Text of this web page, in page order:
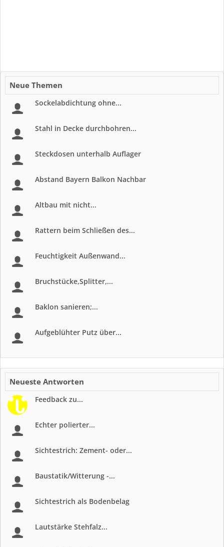
Neue Themen
Sockelabdichtung ohne...
Stahl in Decke durchbohren...
Steckdosen unterhalb Auflager
Abstand Bayern Balkon Nachbar
Altbau mit nicht...
Rattern beim Schließen des...
Feuchtigkeit Außenwand...
Bruchstücke,Splitter,...
Baklon sanieren;...
Aufgeblühter Putz über...
Neueste Antworten
Feedback zu...
Echter polierter...
Sichtestrich: Zement- oder...
Baustatik/Witterung -...
Sichtestrich als Bodenbelag
Lautstärke Stehfalz...